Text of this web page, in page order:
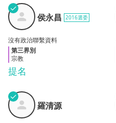
侯永
昌
✓
提名
侯永昌 2016選委
沒有政治聯繫資料
第三界別
宗教
羅清
源
✓
羅清源